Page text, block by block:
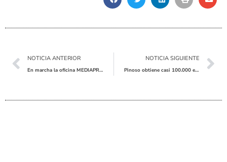
AntNOTICIA ANTERIOR
En marcha la oficina MEDIAPROP de Pinoso, un servicio de mediación gratuito
NOTICIA SIGUIENTE
Pinoso obtiene casi 100.000 euros para mejorar el abastecimiento de agua potable en la calle Elda